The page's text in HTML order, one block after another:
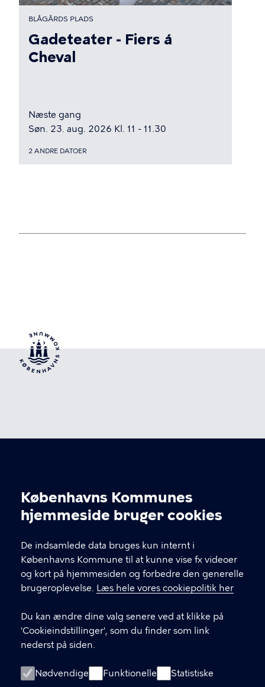
Cookieindstillinger
Københavns Kommunes
hjemmeside bruger cookies
De indsamlede data bruges kun internt i
Københavns Kommune til at kunne vise fx videoer
og kort på hjemmesiden og forbedre den generelle
brugeroplevelse. Læs hele vores cookiepolitik her
Du kan ændre dine valg senere ved at klikke på
'Cookieindstillinger', som du finder som link
nederst på siden.
Nødvendige Funktionelle Statistiske
BLÅGÅRDS PLADS
Gadeteater - Fiers á
Cheval
Næste gang
Søn. 23. aug. 2026 Kl. 11 - 11.30
2 ANDRE DATOER
Københavns Kommune Nyropsgade 3, 1602
København V
LINKS
Om os